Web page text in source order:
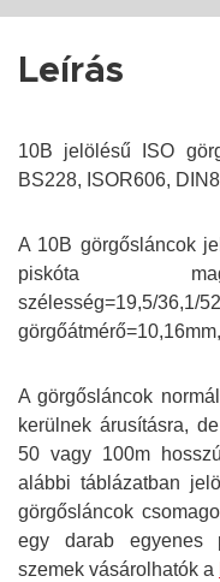
Leírás
10B jelölésű ISO
BS228, ISOR606,
A 10B görgősláncok
piskóta
szélesség=19,5/36,1/
A görgősláncok
kerülnek árusításra,
50 vagy 100m
alábbi táblázatban
görgősláncok
egy darab egyenes
szemek vásárolhatók a